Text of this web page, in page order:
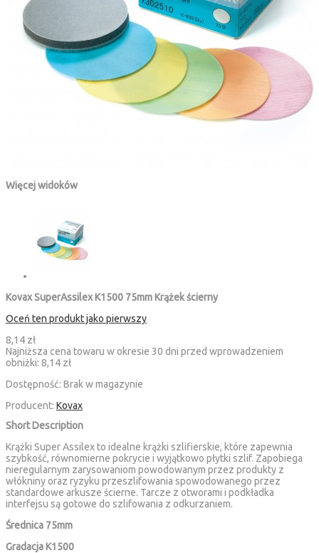
Więcej widoków
Kovax SuperAssilex K1500 75mm Krążek ścierny
Oceń ten produkt jako pierwszy
8,14 zł
Najniższa cena towaru w okresie 30 dni przed wprowadzeniem
obniżki: 8,14 zł
Dostępność: Brak w magazynie
Producent: Kovax
Short Description
Krążki Super Assilex to idealne krążki szlifierskie, które zapewnia
szybkość, równomierne pokrycie i wyjątkowo płytki szlif. Zapobiega
nieregularnym zarysowaniom powodowanym przez produkty z
włókniny oraz ryzyku przeszlifowania spowodowanego przez
standardowe arkusze ścierne. Tarcze z otworami i podkładka
interfejsu są gotowe do szlifowania z odkurzaniem.
Średnica 75mm
Gradacja K1500